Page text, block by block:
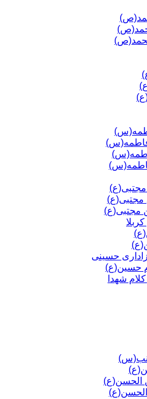
مجتبی(ع)
حسینی
حسین(ع)
شهدا
الحسن(ع)